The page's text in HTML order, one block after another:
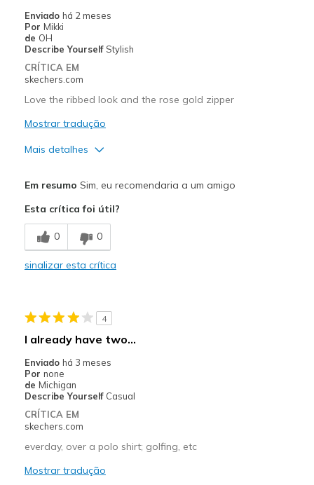
Enviado há 2 meses
Por Mikki
de OH
Describe Yourself Stylish
CRÍTICA EM
skechers.com
Love the ribbed look and the rose gold zipper
Mostrar tradução
Mais detalhes
Breathe Well
Comfortable
Melhores utilizações
Going Out
Em resumo Sim, eu recomendaria a um amigo
Esta crítica foi útil?
0 0
sinalizar esta crítica
4
I already have two...
Enviado há 3 meses
Por none
de Michigan
Describe Yourself Casual
CRÍTICA EM
skechers.com
everday, over a polo shirt; golfing, etc
Mostrar tradução